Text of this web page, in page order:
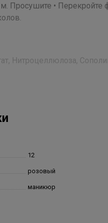
Просушите •
Нитроцеллюлоза,
Стеаралконий
Anhydride
Diacetone Alcohol,
Aluminium Powder,
12
розовый
маникюр